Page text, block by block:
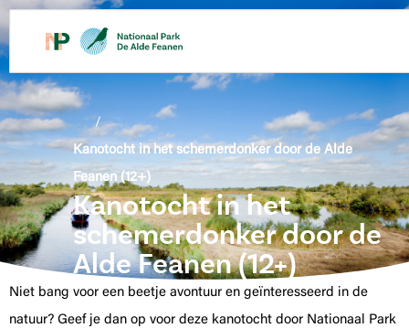
de
inhoud
/
Kanotocht in het schemerdonker door de Alde
Feanen (12+)
Kanotocht in het
schemerdonker door de
Alde Feanen (12+)
Niet bang voor een beetje avontuur en geïnteresseerd in de
natuur? Geef je dan op voor deze kanotocht door Nationaal Park